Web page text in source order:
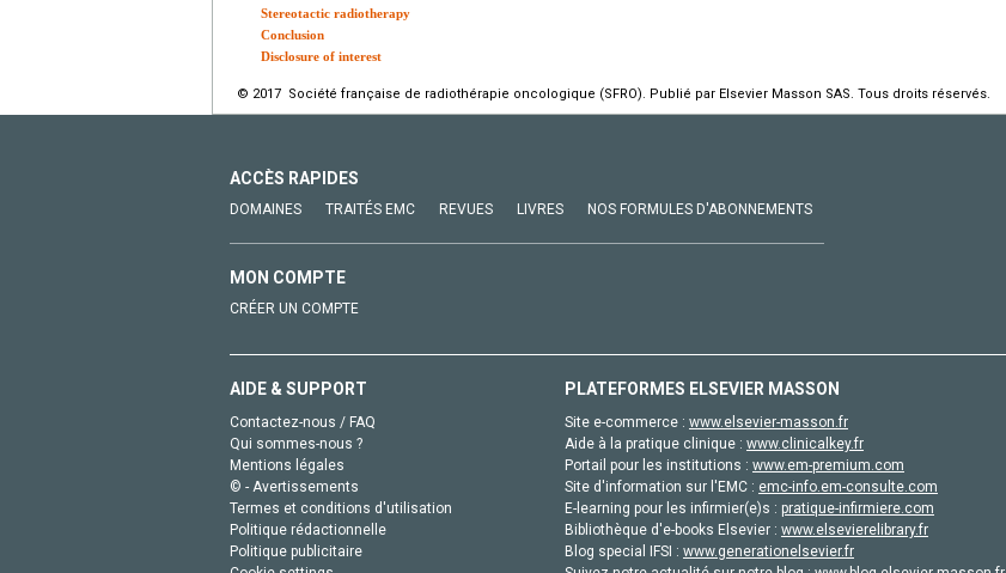
Stereotactic radiotherapy
Conclusion
Disclosure of interest
© 2017 Société française de radiothérapie oncologique (SFRO). Publié par Elsevier Masson SAS. Tous droits réservés.
ACCÈS RAPIDES
DOMAINES TRAITÉS EMC REVUES LIVRES NOS FORMULES D'ABONNEMENTS
MON COMPTE
CRÉER UN COMPTE
AIDE & SUPPORT
Contactez-nous / FAQ
Qui sommes-nous ?
Mentions légales
© - Avertissements
Termes et conditions d'utilisation
Politique rédactionnelle
Politique publicitaire
PLATEFORMES ELSEVIER MASSON
Site e-commerce : www.elsevier-masson.fr
Aide à la pratique clinique : www.clinicalkey.fr
Portail pour les institutions : www.em-premium.com
Site d'information sur l'EMC : emc-info.em-consulte.com
E-learning pour les infirmier(e)s : pratique-infirmiere.com
Bibliothèque d'e-books Elsevier : www.elsevierelibrary.fr
Blog special IFSI : www.generationelsevier.fr